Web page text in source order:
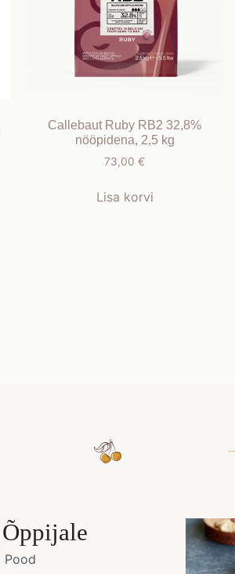
Callebaut Ruby RB2 32,8%
nööpidena, 2,5 kg
73,00€
Lisa korvi
Õppijale
Pood